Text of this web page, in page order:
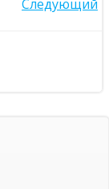
Следующий